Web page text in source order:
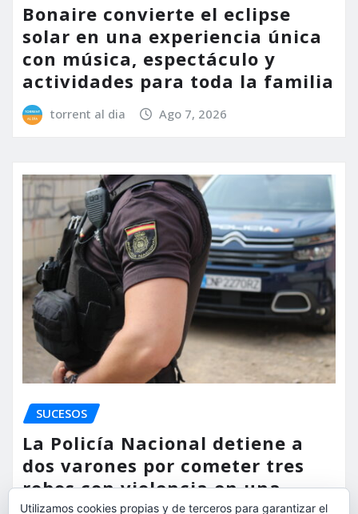
Bonaire convierte el eclipse
solar en una experiencia única
con música, espectáculo y
actividades para toda la familia
torrent al dia Ago 7, 2026
SUCESOS
La Policía Nacional detiene a
dos varones por cometer tres
robos con violencia en una
Utilizamos cookies propias y de terceros para garantizar el